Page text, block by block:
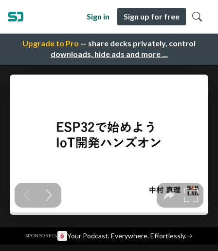
Upgrade to Pro — share decks privately, control
downloads, hide ads and more …
Sign in Sign up for free
SPONSORED· Your Podcast. Everywhere. Effortlessly.→